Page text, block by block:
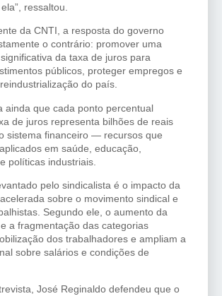
ressaltou.
da CNTI, a resposta do governo
o contrário: promover uma
da taxa de juros para
públicos, proteger empregos e
do país.
ainda que cada ponto percentual
de juros representa bilhões de reais
sistema financeiro — recursos que
em saúde, educação,
políticas industriais.
pelo sindicalista é o impacto da
sobre o movimento sindical e
Segundo ele, o aumento da
a fragmentação das categorias
dos trabalhadores e ampliam a
sobre salários e condições de
José Reginaldo defendeu que o